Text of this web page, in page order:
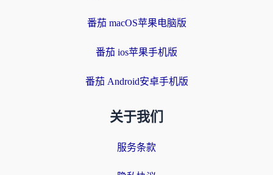
番茄 macOS苹果电脑版
番茄 ios苹果手机版
番茄 Android安卓手机版
关于我们
服务条款